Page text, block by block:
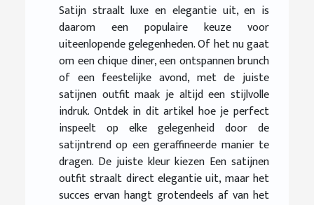
Satijn straalt luxe en elegantie uit, en is
daarom een populaire keuze voor
uiteenlopende gelegenheden. Of het nu gaat
om een chique diner, een ontspannen brunch
of een feestelijke avond, met de juiste
satijnen outfit maak je altijd een stijlvolle
indruk. Ontdek in dit artikel hoe je perfect
inspeelt op elke gelegenheid door de
satijntrend op een geraffineerde manier te
dragen. De juiste kleur kiezen Een satijnen
outfit straalt direct elegantie uit, maar het
succes ervan hangt grotendeels af van het